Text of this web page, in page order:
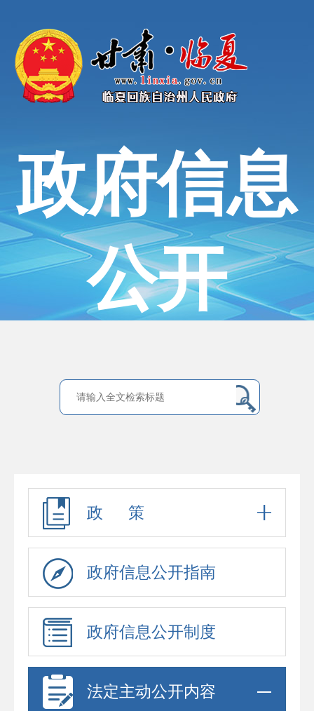
政府信息
公开
政 策
政府信息公开指南
政府信息公开制度
法定主动公开内容